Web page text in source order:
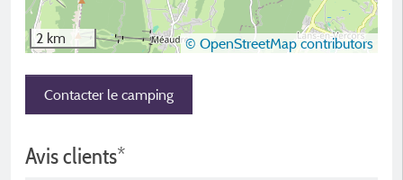
2 km © OpenStreetMap contributors
Contacter le camping
Avis clients*